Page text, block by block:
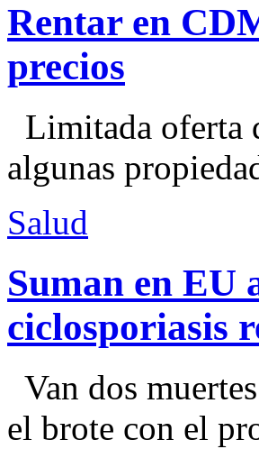
Rentar en
precios
Limitada oferta
algunas
Salud
Suman en EU
ciclosporiasis
Van dos
el brote con el